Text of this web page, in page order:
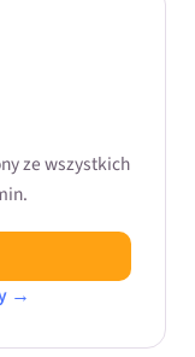
ze wszystkich
→